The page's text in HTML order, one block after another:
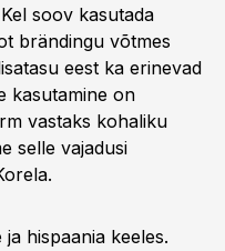
soov kasutada
brändingu võtmes
eest ka erinevad
kasutamine on
vastaks kohaliku
selle vajadusi
hispaania keeles.